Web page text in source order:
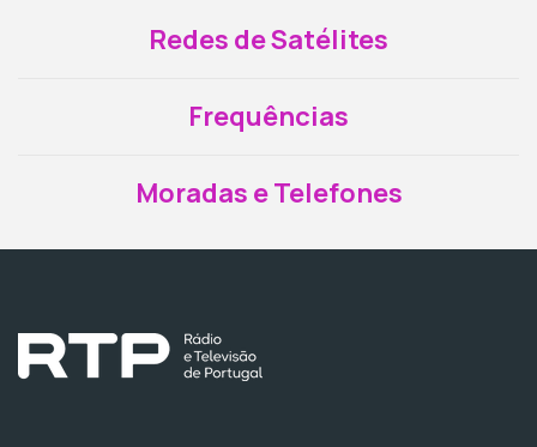
Redes de Satélites
Frequências
Moradas e Telefones